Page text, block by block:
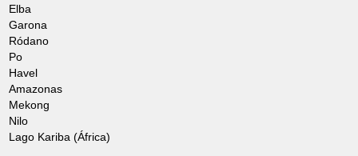
Elba
Garona
Ródano
Po
Havel
Amazonas
Mekong
Nilo
Lago Kariba (África)